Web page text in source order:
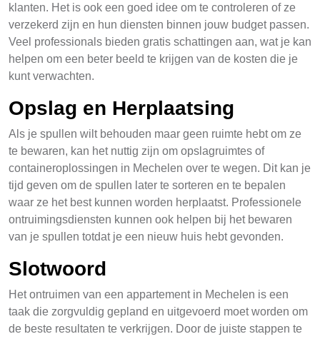
klanten. Het is ook een goed idee om te controleren of ze
verzekerd zijn en hun diensten binnen jouw budget passen.
Veel professionals bieden gratis schattingen aan, wat je kan
helpen om een beter beeld te krijgen van de kosten die je
kunt verwachten.
Opslag en Herplaatsing
Als je spullen wilt behouden maar geen ruimte hebt om ze
te bewaren, kan het nuttig zijn om opslagruimtes of
containeroplossingen in Mechelen over te wegen. Dit kan je
tijd geven om de spullen later te sorteren en te bepalen
waar ze het best kunnen worden herplaatst. Professionele
ontruimingsdiensten kunnen ook helpen bij het bewaren
van je spullen totdat je een nieuw huis hebt gevonden.
Slotwoord
Het ontruimen van een appartement in Mechelen is een
taak die zorgvuldig gepland en uitgevoerd moet worden om
de beste resultaten te verkrijgen. Door de juiste stappen te